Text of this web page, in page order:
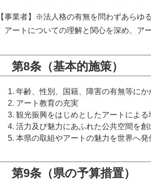
【事業者】※法人格の有無を問わずあらゆ
アートについての理解と関心を深め、ア
第8条（基本的施策）
年齢、性別、国籍、障害の有無等に
アート教育の充実
観光振興をはじめとしたアートによる
活力及び魅力にあふれた公共空間を
本県の取組やアートの魅力を世界へ発
第9条（県の予算措置）